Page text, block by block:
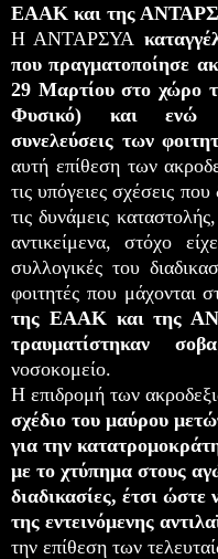
ΕΑΑΚ και της
Η ΑΝΤΑΡΣΥΑ
που πραγματοποίησε
29 Μαρτίου στο χώρο
Φυσικό) και ενώ
συνελεύσεις των
αυτή επίθεση των
τις υπόγειες σχέσεις
τις δυνάμεις
αντικείμενα, στόχο
συλλογικές του
φοιτητές που
της ΕΑΑΚ και της
τραυματίστηκαν
νοσοκομείο.
Η επιδρομή των
σχέδιο του μαύρου
για την
με το χτύπημα στους
διαδικασίες, έτσι
της εντεινόμενης
την επίθεση των